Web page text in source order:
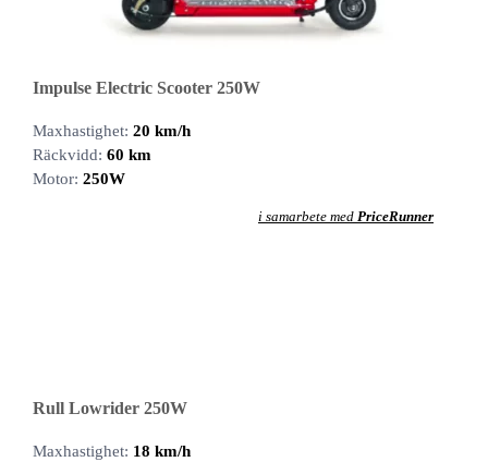
Impulse Electric Scooter 250W
Maxhastighet: 20 km/h
Räckvidd: 60 km
Motor: 250W
i samarbete med PriceRunner
Rull Lowrider 250W
Maxhastighet: 18 km/h